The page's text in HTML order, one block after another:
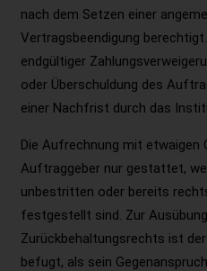
nach dem Setzen einer
Vertragsbeendigung
endgültiger
oder Überschuldung des
einer Nachfrist durch das
Die Aufrechnung mit etwaigen
Auftraggeber nur gestattet,
unbestritten oder bereits
festgestellt sind. Zur
Zurückbehaltungsrechts ist
befugt, als sein